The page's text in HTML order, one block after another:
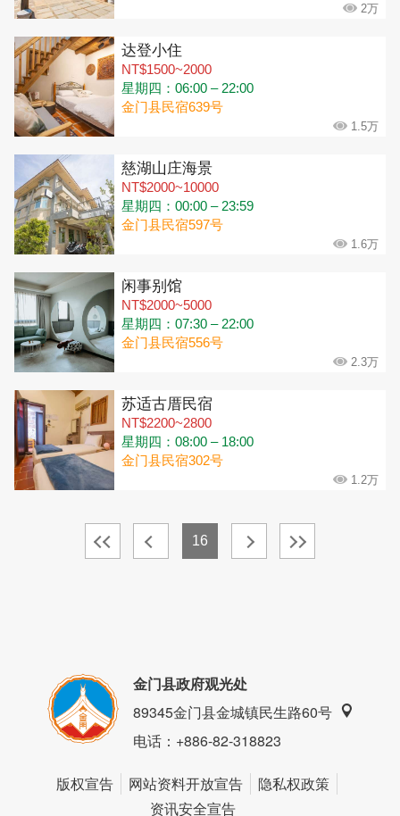
2万
达登小住
NT$1500~2000
星期四：06:00 – 22:00
金门县民宿639号
1.5万
慈湖山庄海景
NT$2000~10000
星期四：00:00 – 23:59
金门县民宿597号
1.6万
闲事别馆
NT$2000~5000
星期四：07:30 – 22:00
金门县民宿556号
2.3万
苏适古厝民宿
NT$2200~2800
星期四：08:00 – 18:00
金门县民宿302号
1.2万
16
金门县政府观光处
89345金门县金城镇民生路60号
电话：+886-82-318823
版权宣告 网站资料开放宣告
隐私权政策
资讯安全宣告